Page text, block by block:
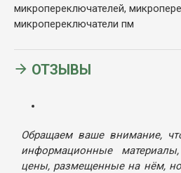
микропереключателей,
микропереключатели пм
ОТЗЫВЫ
Обращаем ваше внимание,
информационные
цены, размещенные на нём,